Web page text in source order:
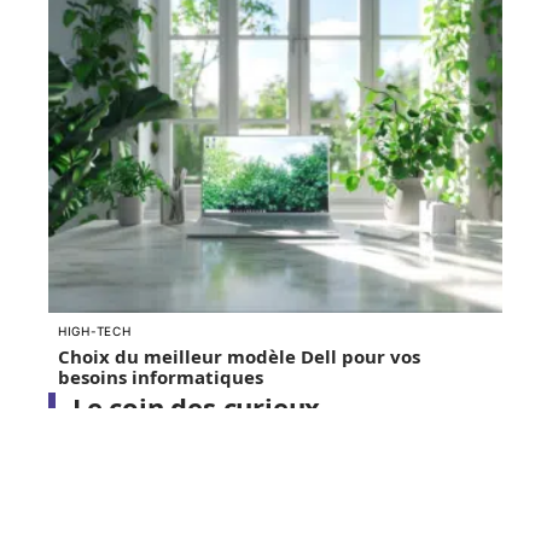
HIGH-TECH
Choix du meilleur modèle Dell pour vos
besoins informatiques
Le coin des curieux